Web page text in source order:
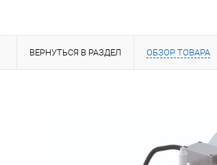
ВЕРНУТЬСЯ В РАЗДЕЛ ОБЗОР ТОВАРА